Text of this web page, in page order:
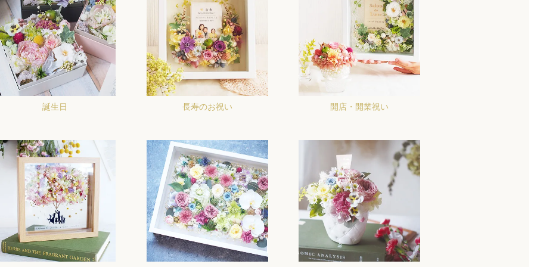
誕生日 長寿のお祝い 開店・開業祝い